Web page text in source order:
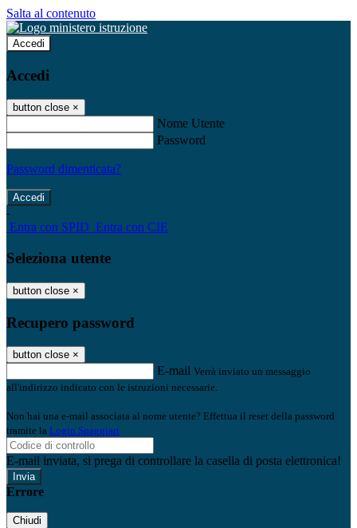
Salta al contenuto
Accedi
Accedi
button close ×
Nome Utente
Password
Password dimenticata?
-
Entra con SPID Entra con CIE
Seleziona utente
button close ×
Recupero password
button close ×
E-mail Verrà inviato un messaggio
all'indirizzo indicato con le istruzioni necessarie.
Non hai una e-mail associata al nome utente? Effettua il reset della password
tramite la Login Spaggiari
E-mail inviata, si prega di controllare la casella di posta elettronica!
Errore
Chiudi